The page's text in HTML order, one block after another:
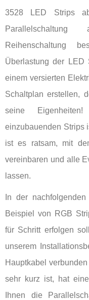
3528 LED Strips
Reihenschaltung
Überlastung der LED
einem versierten
Schaltplan erstellen,
seine
einzubauenden Strips
ist es ratsam, mit
vereinbaren und alle
lassen.
In der
Beispiel von RGB
für Schritt erfolgen
unserem
Hauptkabel
sehr kurz ist, hat
Ihnen die